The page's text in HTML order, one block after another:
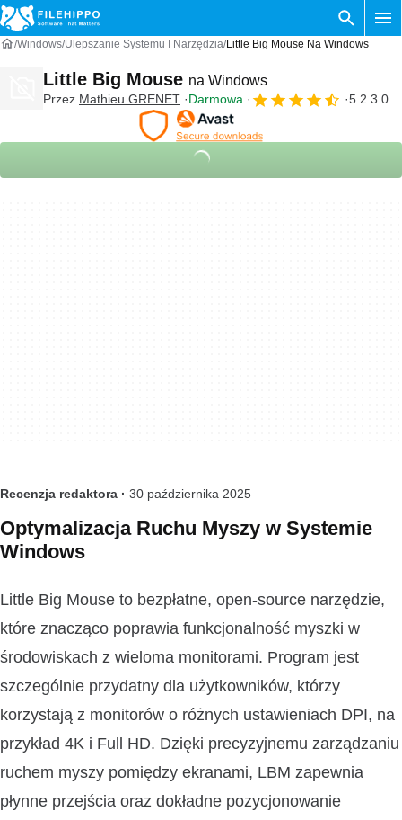
Windows Ulepszanie Systemu I Narzędzia Little Big Mouse Na Windows
Little Big Mouse na Windows
Przez Mathieu GRENET Darmowa 5.2.3.0
Recenzja redaktora · 30 października 2025
Optymalizacja Ruchu Myszy w Systemie
Windows
Little Big Mouse to bezpłatne, open-source narzędzie,
które znacząco poprawia funkcjonalność myszki w
środowiskach z wieloma monitorami. Program jest
szczególnie przydatny dla użytkowników, którzy
korzystają z monitorów o różnych ustawieniach DPI, na
przykład 4K i Full HD. Dzięki precyzyjnemu zarządzaniu
ruchem myszy pomiędzy ekranami, LBM zapewnia
płynne przejścia oraz dokładne pozycjonowanie